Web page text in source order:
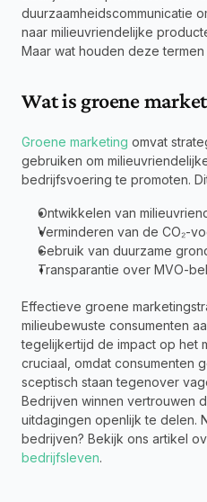
duurzaamheidscommunicatie
naar milieuvriendelijke
Maar wat houden deze termen
Wat is groene
Groene marketing omvat
gebruiken om
bedrijfsvoering te promoten.
Ontwikkelen van
Verminderen van de CO₂-
Gebruik van duurzame
Transparantie over MVO-
Effectieve groene
milieubewuste consumenten
tegelijkertijd de impact op het
cruciaal, omdat consumenten
sceptisch staan tegenover
Bedrijven winnen vertrouwen
uitdagingen openlijk te delen.
bedrijven? Bekijk ons artikel
bedrijfsleven.